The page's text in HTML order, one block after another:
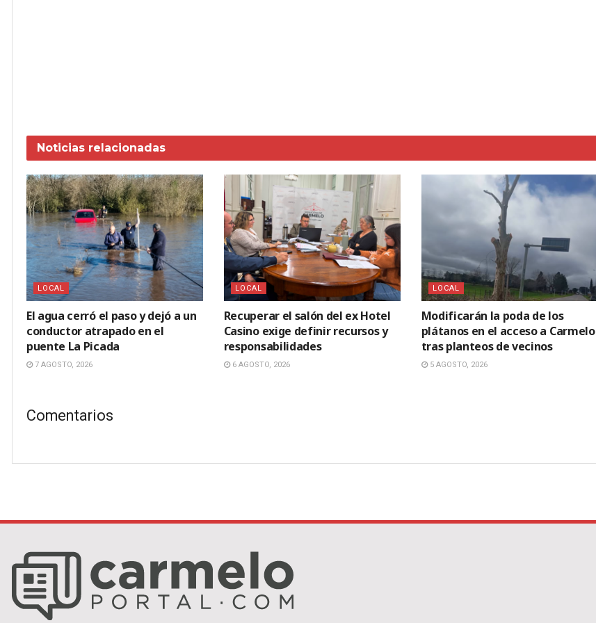
Noticias relacionadas
LOCAL
El agua cerró el paso y dejó a un
conductor atrapado en el
puente La Picada
7 AGOSTO, 2026
LOCAL
Recuperar el salón del ex Hotel
Casino exige definir recursos y
responsabilidades
6 AGOSTO, 2026
LOCAL
Modificarán la poda de los
plátanos en el acceso a Carmelo
tras planteos de vecinos
5 AGOSTO, 2026
Comentarios